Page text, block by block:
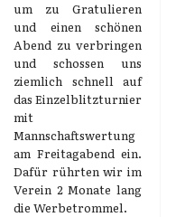
um zu Gratulieren
und einen schönen
Abend zu verbringen
und schossen uns
ziemlich schnell auf
das Einzelblitzturnier
mit
Mannschaftswertung
am Freitagabend ein.
Dafür rührten wir im
Verein 2 Monate lang
die Werbetrommel.